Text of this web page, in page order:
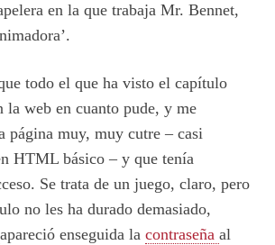
en la que trabaja Mr. Bennet,
todo el que ha visto el capítulo
la web en cuanto pude, y me
página muy, muy cutre – casi
HTML básico – y que tenía
Se trata de un juego, claro, pero
no les ha durado demasiado,
apareció enseguida la contraseña al